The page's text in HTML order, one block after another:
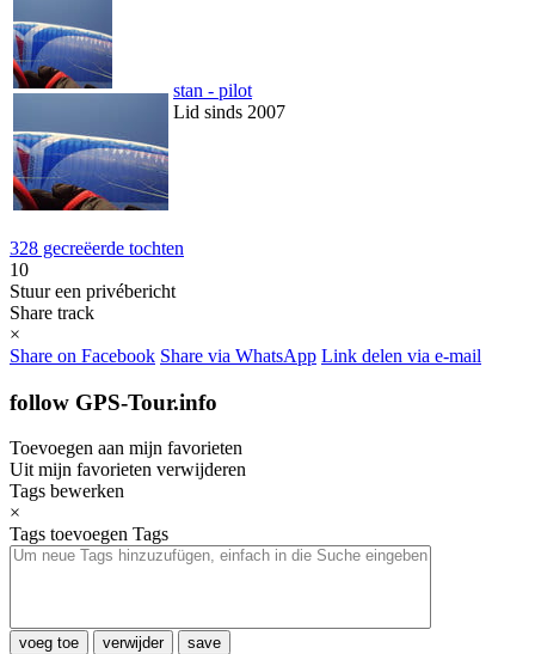
stan - pilot
Lid sinds 2007
328 gecreëerde tochten
10
Stuur een privébericht
Share track
×
Share on Facebook Share via WhatsApp Link delen via e-mail
follow GPS-Tour.info
Toevoegen aan mijn favorieten
Uit mijn favorieten verwijderen
Tags bewerken
×
Tags toevoegen Tags
voeg toe verwijder save